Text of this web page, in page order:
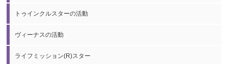
トゥインクルスターの活動
ヴィーナスの活動
ライフミッション(R)スター